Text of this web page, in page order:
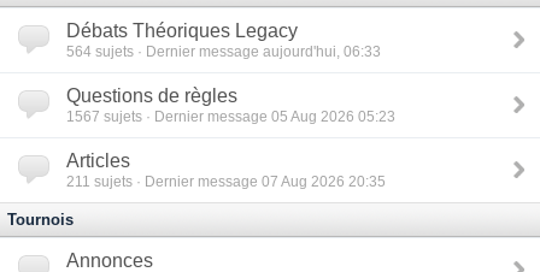
Débats Théoriques Legacy
564 sujets · Dernier message aujourd'hui, 06:33
Questions de règles
1567 sujets · Dernier message 05 Aug 2026 05:23
Articles
211 sujets · Dernier message 07 Aug 2026 20:35
Tournois
Annonces